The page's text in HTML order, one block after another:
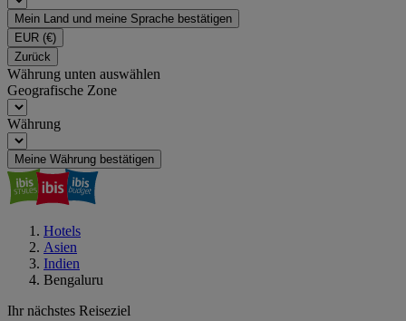
Mein Land und meine Sprache bestätigen
EUR (€)
Zurück
Währung unten auswählen
Geografische Zone
Währung
Meine Währung bestätigen
Hotels
Asien
Indien
Bengaluru
Ihr nächstes Reiseziel